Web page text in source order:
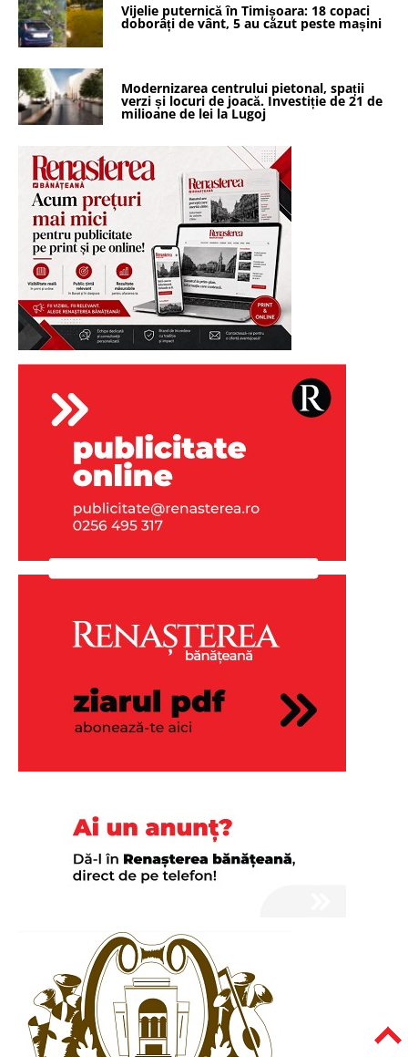
Vijelie puternică în Timișoara: 18 copaci
doborâți de vânt, 5 au căzut peste mașini
Modernizarea centrului pietonal, spații
verzi și locuri de joacă. Investiție de 21 de
milioane de lei la Lugoj